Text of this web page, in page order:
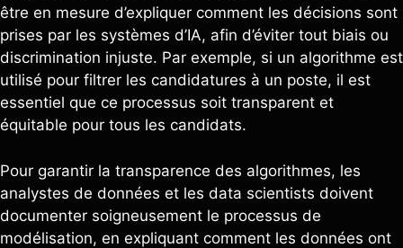
être en mesure d’expliquer comment les décisions sont
prises par les systèmes d’IA, afin d’éviter tout biais ou
discrimination injuste. Par exemple, si un algorithme est
utilisé pour filtrer les candidatures à un poste, il est
essentiel que ce processus soit transparent et
équitable pour tous les candidats.
Pour garantir la transparence des algorithmes, les
analystes de données et les data scientists doivent
documenter soigneusement le processus de
modélisation, en expliquant comment les données ont